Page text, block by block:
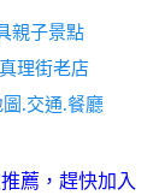
親子景點
理街老店
.交通.餐廳
薦，趕快加入